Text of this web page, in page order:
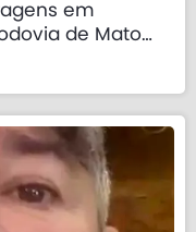
em
de Mato